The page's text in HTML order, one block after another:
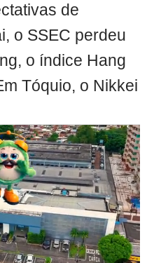
de
o SSEC perdeu
o índice Hang
Tóquio, o Nikkei